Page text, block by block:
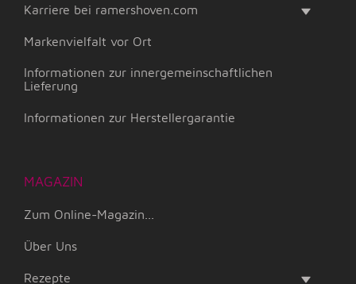
Karriere bei ramershoven.com
Markenvielfalt vor Ort
Informationen zur innergemeinschaftlichen
Lieferung
Informationen zur Herstellergarantie
MAGAZIN
Zum Online-Magazin...
Über Uns
Rezepte